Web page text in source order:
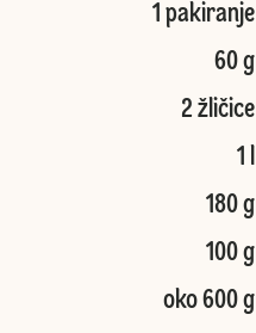
1 pakiranje
60 g
2 žličice
1 l
180 g
100 g
oko 600 g